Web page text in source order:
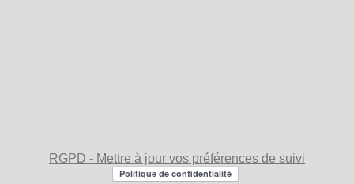
RGPD - Mettre à jour vos préférences de suivi